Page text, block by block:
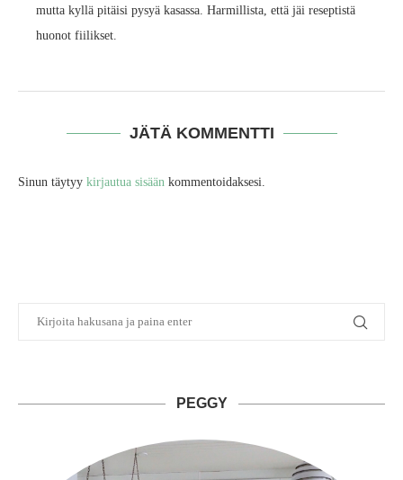
mutta kyllä pitäisi pysyä kasassa. Harmillista, että jäi reseptistä
huonot fiilikset.
JÄTÄ KOMMENTTI
Sinun täytyy kirjautua sisään kommentoidaksesi.
PEGGY